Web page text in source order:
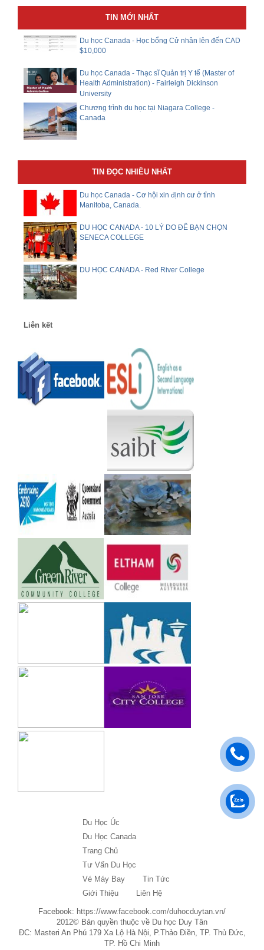
TIN MỚI NHẤT
Du học Canada - Học bổng Cử nhân lên đến CAD
$10,000
Du học Canada - Thạc sĩ Quản trị Y tế (Master of
Health Administration) - Fairleigh Dickinson
University
Chương trình du học tại Niagara College -
Canada
TIN ĐỌC NHIỀU NHẤT
Du học Canada - Cơ hội xin định cư ở tỉnh
Manitoba, Canada.
DU HỌC CANADA - 10 LÝ DO ĐỂ BẠN CHỌN
SENECA COLLEGE
DU HỌC CANADA - Red River College
Liên kết
Du Học Úc
Du Học Canada
Trang Chủ
Tư Vấn Du Học
Vé Máy Bay
Tin Tức
Giới Thiệu
Liên Hệ
Facebook: https://www.facebook.com/duhocduytan.vn/
2012© Bản quyền thuộc về Du học Duy Tân
ĐC: Masteri An Phú 179 Xa Lộ Hà Nội, P.Thảo Điền, TP. Thủ Đức,
TP. Hồ Chi Minh